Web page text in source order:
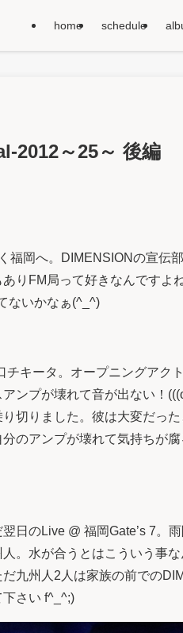
home schedule
2012～25～ 後編
福岡へ。DIMENSIONの宣伝
りFM局って好きなんですよ
ないかなぁ(^_^)
チキータ。オープニングア
ンプが壊れて音が出ない！
切りました。彼は大変だっ
のアンプが壊れて気持ちが
日のLive @ 福岡Gate’s 7。
。水が合うとはこういう事
九州人2人は家族の前での
さい f^_^;)